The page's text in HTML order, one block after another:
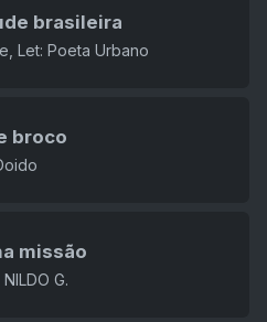
brasileira
Let: Poeta Urbano
broco
missão
NILDO G.